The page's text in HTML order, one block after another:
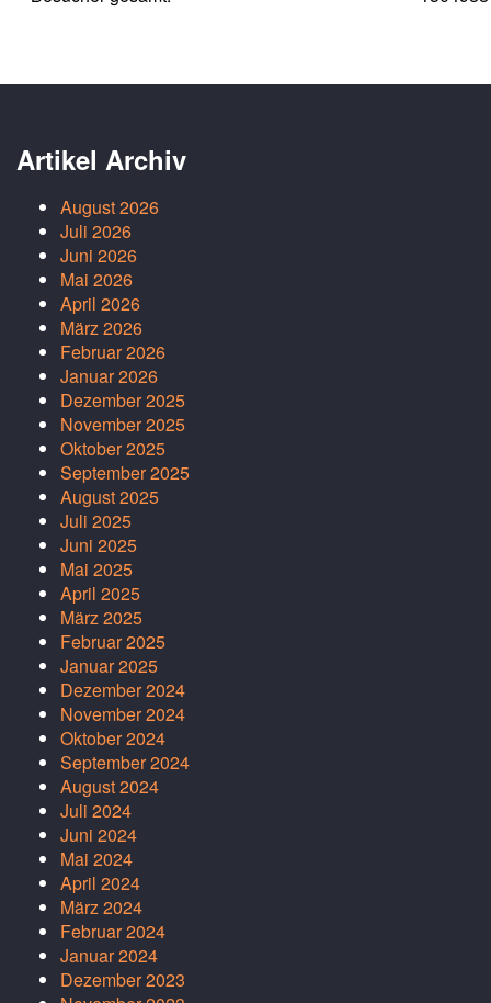
Artikel Archiv
August 2026
Juli 2026
Juni 2026
Mai 2026
April 2026
März 2026
Februar 2026
Januar 2026
Dezember 2025
November 2025
Oktober 2025
September 2025
August 2025
Juli 2025
Juni 2025
Mai 2025
April 2025
März 2025
Februar 2025
Januar 2025
Dezember 2024
November 2024
Oktober 2024
September 2024
August 2024
Juli 2024
Juni 2024
Mai 2024
April 2024
März 2024
Februar 2024
Januar 2024
Dezember 2023